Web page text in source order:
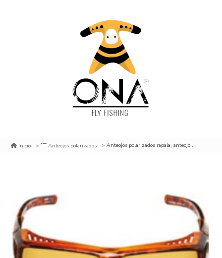
Inicio Anteojos polarizados Anteojos polarizados rapala, anteojos sobre los anteojos ópticos